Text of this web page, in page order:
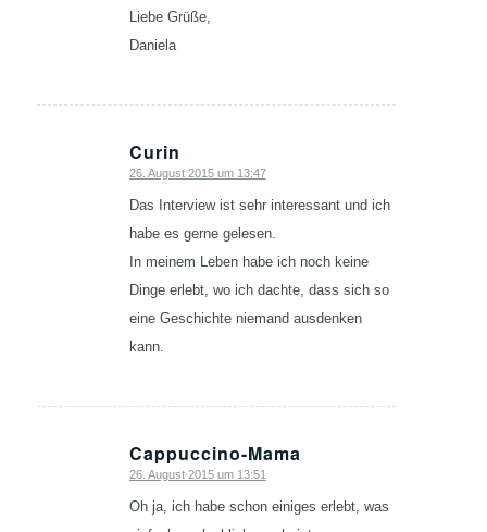
Liebe Grüße,
Daniela
Curin
sagte:
26. August 2015 um 13:47
Das Interview ist sehr interessant und ich
habe es gerne gelesen.
In meinem Leben habe ich noch keine
Dinge erlebt, wo ich dachte, dass sich so
eine Geschichte niemand ausdenken
kann.
Cappuccino-Mama
sagte:
26. August 2015 um 13:51
Oh ja, ich habe schon einiges erlebt, was